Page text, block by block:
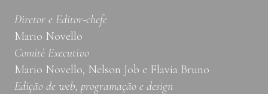
Diretor e Editor-chefe
Mario Novello
Comitê Executivo
Mario Novello, Nelson Job e Flavia Bruno
Edição de web, programação e design